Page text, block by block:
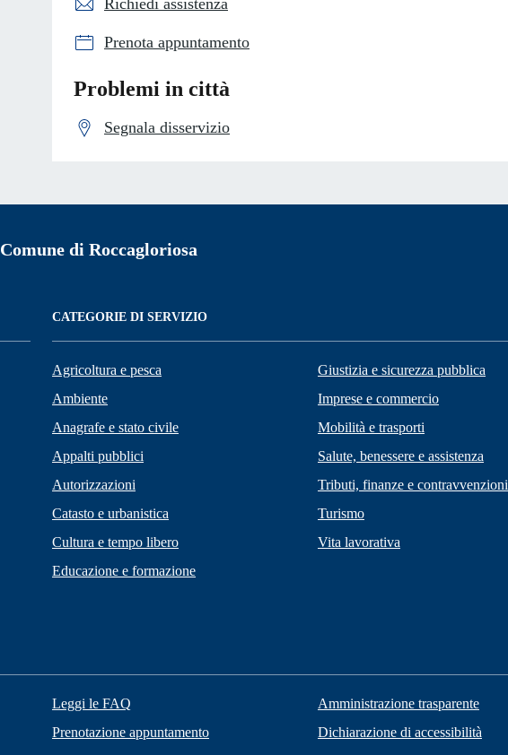
Prenota appuntamento
Problemi in città
Segnala disservizio
Comune di Roccagloriosa
CATEGORIE DI SERVIZIO
Agricoltura e pesca
Ambiente
Anagrafe e stato civile
Appalti pubblici
Autorizzazioni
Catasto e urbanistica
Cultura e tempo libero
Educazione e formazione
Giustizia e sicurezza pubblica
Imprese e commercio
Mobilità e trasporti
Salute, benessere e assistenza
Tributi, finanze e contravvenzioni
Turismo
Vita lavorativa
Leggi le FAQ
Prenotazione appuntamento
Amministrazione trasparente
Dichiarazione di accessibilità